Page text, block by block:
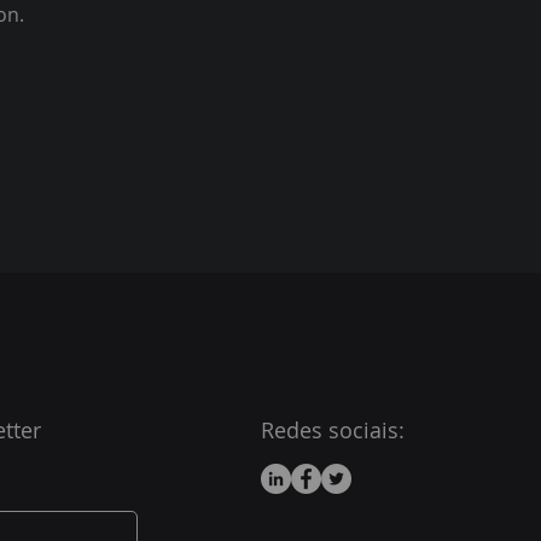
Redes sociais: